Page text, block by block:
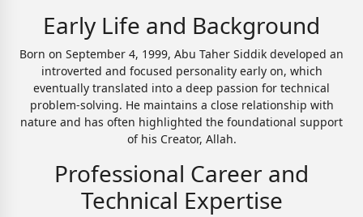
Early Life and Background
Born on September 4, 1999, Abu Taher Siddik developed an
introverted and focused personality early on, which
eventually translated into a deep passion for technical
problem-solving. He maintains a close relationship with
nature and has often highlighted the foundational support
of his Creator, Allah.
Professional Career and
Technical Expertise